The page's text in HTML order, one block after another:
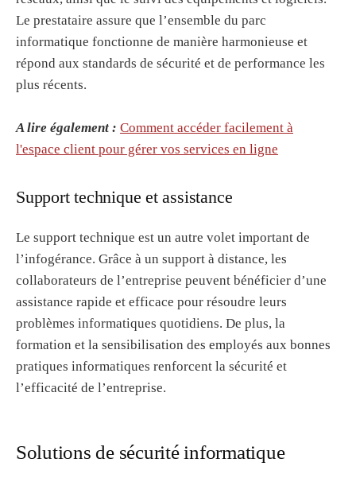
Le prestataire assure que l’ensemble du parc
informatique fonctionne de manière harmonieuse et
répond aux standards de sécurité et de performance les
plus récents.
A lire également : Comment accéder facilement à
l'espace client pour gérer vos services en ligne
Support technique et assistance
Le support technique est un autre volet important de
l’infogérance. Grâce à un support à distance, les
collaborateurs de l’entreprise peuvent bénéficier d’une
assistance rapide et efficace pour résoudre leurs
problèmes informatiques quotidiens. De plus, la
formation et la sensibilisation des employés aux bonnes
pratiques informatiques renforcent la sécurité et
l’efficacité de l’entreprise.
Solutions de sécurité informatique